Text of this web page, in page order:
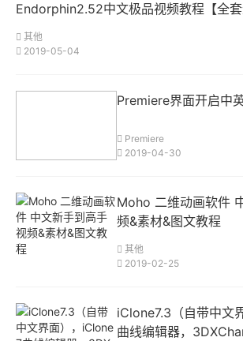
Endorphin2.52中文极品视频教程【全套
其他
2019-05-04
Premiere界面开启中
Premiere
2019-04-30
Moho 二维动画软件
频&素材&图文教程
其他
2019-02-25
iClone7.3（自带中文
曲线编辑器，